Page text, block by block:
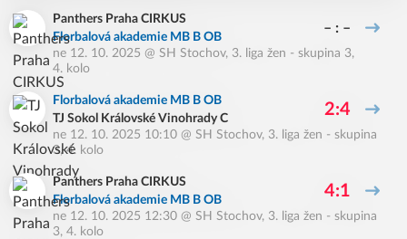
Panthers Praha CIRKUS
Florbalová akademie MB B OB
– : –
ne 12. 10. 2025 @ SH Stochov, 3. liga žen - skupina 3,
4. kolo
Florbalová akademie MB B OB
TJ Sokol Královské Vinohrady C
2:4
ne 12. 10. 2025 10:10 @ SH Stochov, 3. liga žen - skupina
3, 4. kolo
Panthers Praha CIRKUS
Florbalová akademie MB B OB
4:1
ne 12. 10. 2025 12:30 @ SH Stochov, 3. liga žen - skupina
3, 4. kolo